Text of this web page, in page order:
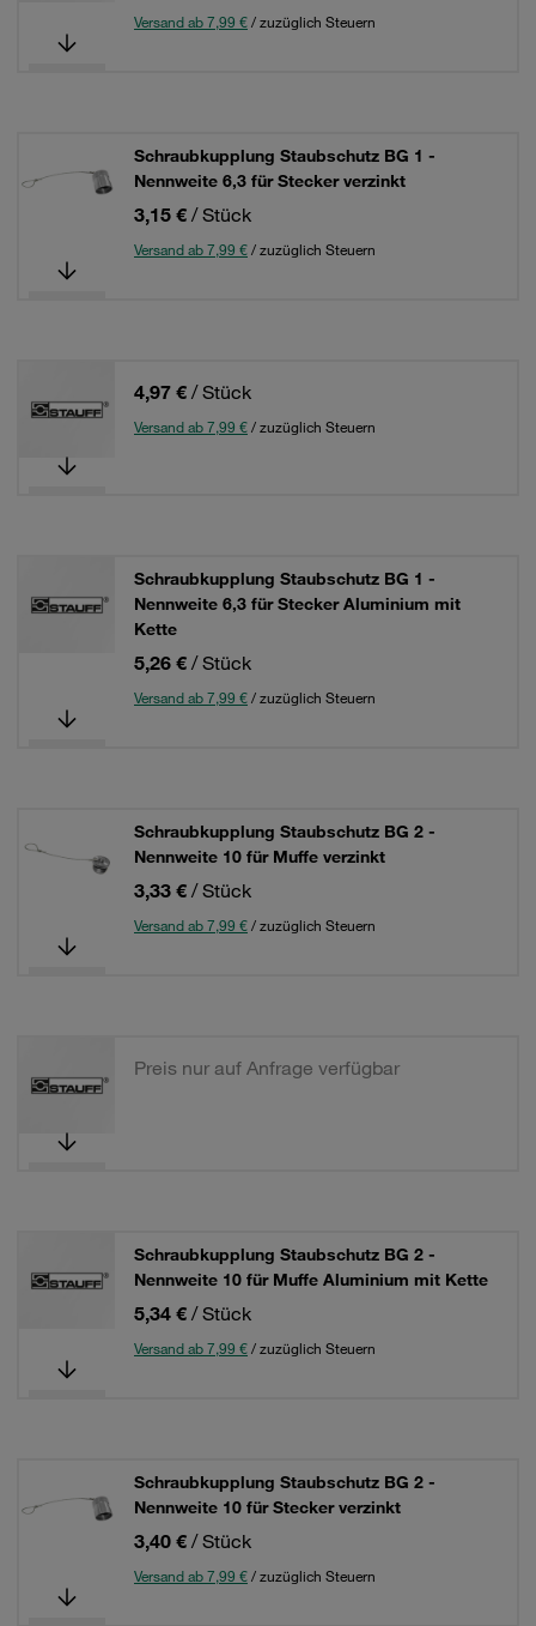
Versand ab 7,99 €/ zuzüglich Steuern
Schraubkupplung Staubschutz BG 1 -
Nennweite 6,3 für Stecker verzinkt
3,15 € / Stück
Versand ab 7,99 €/ zuzüglich Steuern
4,97 € / Stück
Versand ab 7,99 €/ zuzüglich Steuern
Schraubkupplung Staubschutz BG 1 -
Nennweite 6,3 für Stecker Aluminium mit
Kette
5,26 € / Stück
Versand ab 7,99 €/ zuzüglich Steuern
Schraubkupplung Staubschutz BG 2 -
Nennweite 10 für Muffe verzinkt
3,33 € / Stück
Versand ab 7,99 €/ zuzüglich Steuern
Preis nur auf Anfrage verfügbar
Schraubkupplung Staubschutz BG 2 -
Nennweite 10 für Muffe Aluminium mit Kette
5,34 € / Stück
Versand ab 7,99 €/ zuzüglich Steuern
Schraubkupplung Staubschutz BG 2 -
Nennweite 10 für Stecker verzinkt
3,40 € / Stück
Versand ab 7,99 €/ zuzüglich Steuern